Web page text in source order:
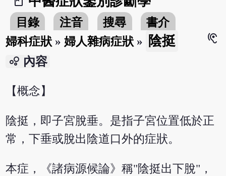
目錄 注音 搜尋
書介
婦科症狀 »婦人雜病症狀 » 陰挺
hearing
bubble_chart 內容
【概念】
陰挺，即子宮脫垂。是指子宮位置低於正
常，下垂或脫出陰道口外的症狀。
本症，《諸病源候論》稱"陰挺出下脫"，